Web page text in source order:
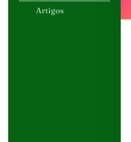
Artigos